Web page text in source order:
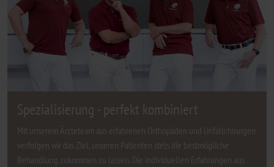
Spezialisierung - perfekt kombiniert
Mit unserem Ärzteteam aus erfahrenen Orthopäden und Unfallchirurgen
verfolgen wir das Ziel, unseren Patienten stets die bestmögliche
Behandlung zukommen zu lassen. Die individuellen Erfahrungen aus